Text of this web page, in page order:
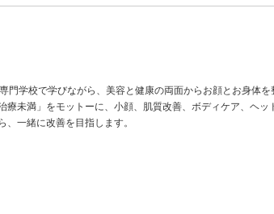
ケア・肌質改善フェイシャルを担当。美容のお悩みや理想の
門学校で学びながら、美容と健康の両面からお顔とお身体を
療未満」をモットーに、小顔、肌質改善、ボディケア、ヘッ
一緒に改善を目指します。